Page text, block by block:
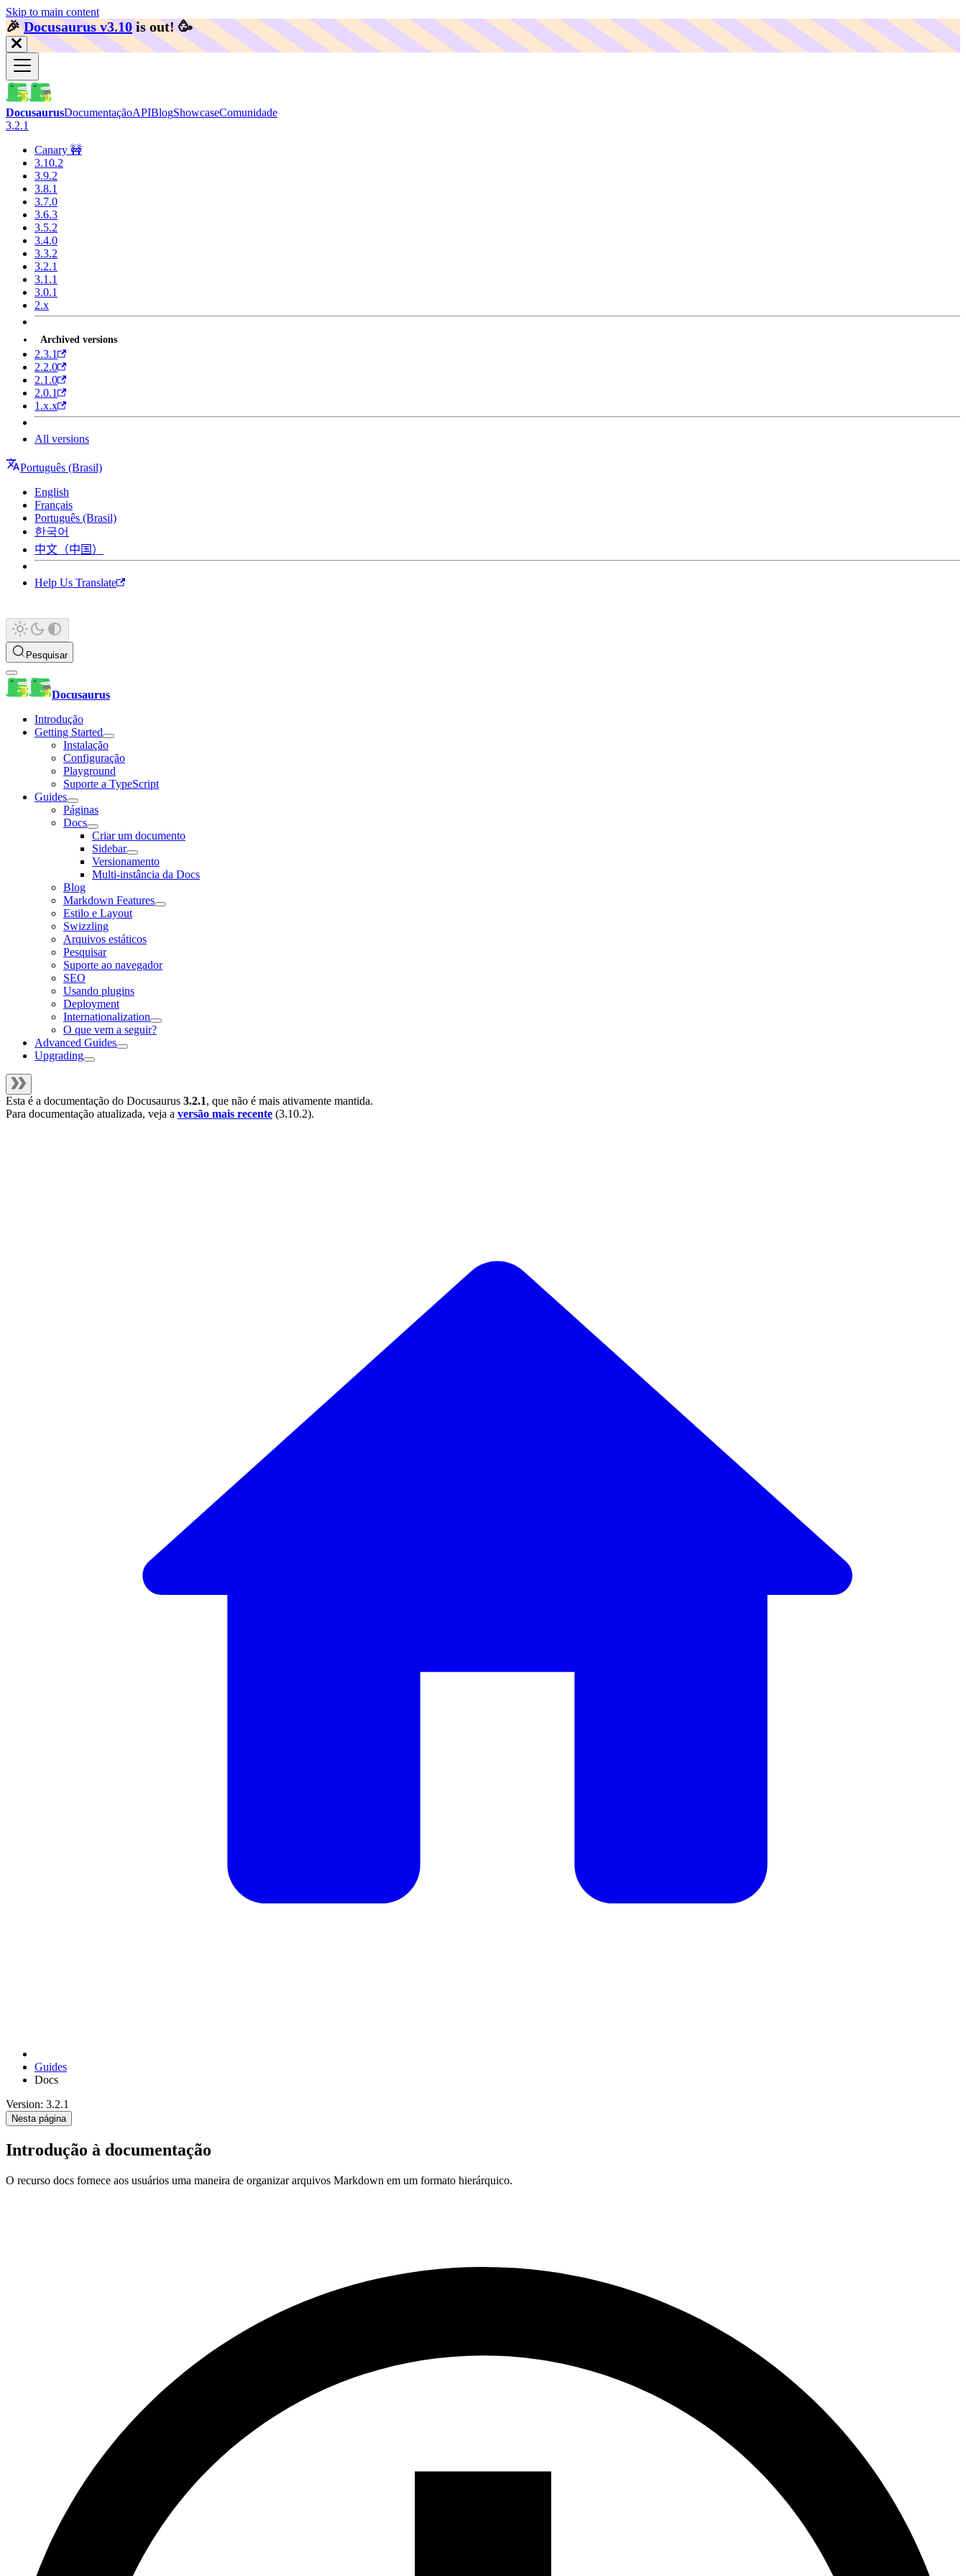
Skip to main content
🎉️Docusaurus v3.10 is out! 🥳️
DocusaurusDocumentaçãoAPIBlogShowcaseComunidade
3.2.1
Canary 🚧
3.10.2
3.9.2
3.8.1
3.7.0
3.6.3
3.5.2
3.4.0
3.3.2
3.2.1
3.1.1
3.0.1
2.x
Archived versions
2.3.1
2.2.0
2.1.0
2.0.1
1.x.x
All versions
Português (Brasil)
English
Français
Português (Brasil)
한국어
中文（中国）
Help Us Translate
Pesquisar
Docusaurus
Introdução
Getting Started
Instalação
Configuração
Playground
Suporte a TypeScript
Guides
Páginas
Docs
Criar um documento
Sidebar
Versionamento
Multi-instância da Docs
Blog
Markdown Features
Estilo e Layout
Swizzling
Arquivos estáticos
Pesquisar
Suporte ao navegador
SEO
Usando plugins
Deployment
Internationalization
O que vem a seguir?
Advanced Guides
Upgrading
Esta é a documentação do Docusaurus 3.2.1, que não é mais ativamente mantida.
Para documentação atualizada, veja a versão mais recente (3.10.2).
Guides
Docs
Version: 3.2.1
Nesta página
Introdução à documentação
O recurso docs fornece aos usuários uma maneira de organizar arquivos Markdown em um formato hierárquico.